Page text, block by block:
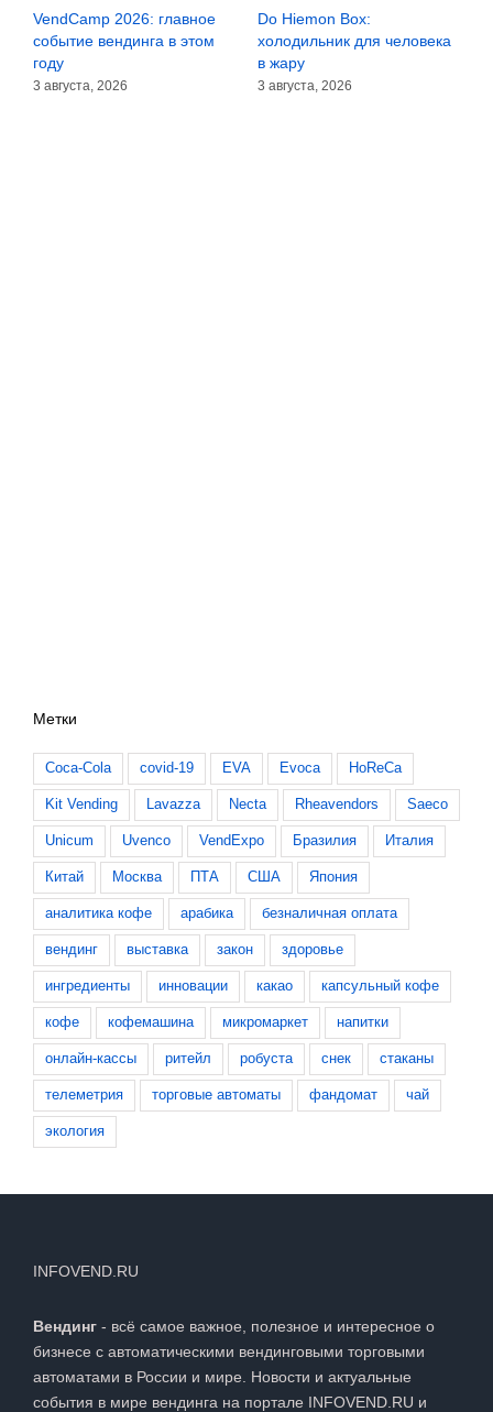
VendCamp 2026: главное
событие вендинга в этом
году
3 августа, 2026
Do Hiemon Box:
холодильник для человека
в жару
3 августа, 2026
Метки
Coca-Cola covid-19 EVA Evoca HoReCa
Kit Vending Lavazza Necta Rheavendors Saeco
Unicum Uvenco VendExpo Бразилия Италия
Китай Москва ПТА США Япония
аналитика кофе арабика безналичная оплата
вендинг выставка закон здоровье
ингредиенты инновации какао капсульный кофе
кофе кофемашина микромаркет напитки
онлайн-кассы ритейл робуста снек стаканы
телеметрия торговые автоматы фандомат чай
экология
INFOVEND.RU
Вендинг - всё самое важное, полезное и интересное о
бизнесе с автоматическими вендинговыми торговыми
автоматами в России и мире. Новости и актуальные
события в мире вендинга на портале INFOVEND.RU и